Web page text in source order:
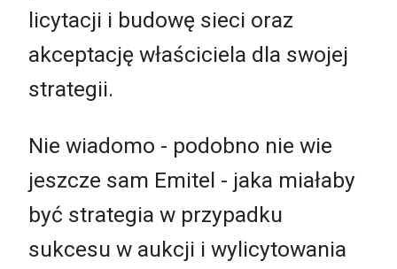
licytacji i budowę sieci oraz
akceptację właściciela dla swojej
strategii.
Nie wiadomo - podobno nie wie
jeszcze sam Emitel - jaka miałaby
być strategia w przypadku
sukcesu w aukcji i wylicytowania